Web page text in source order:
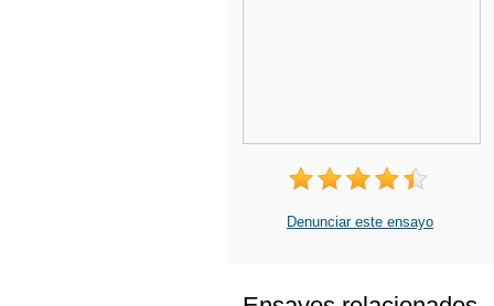
Denunciar este ensayo